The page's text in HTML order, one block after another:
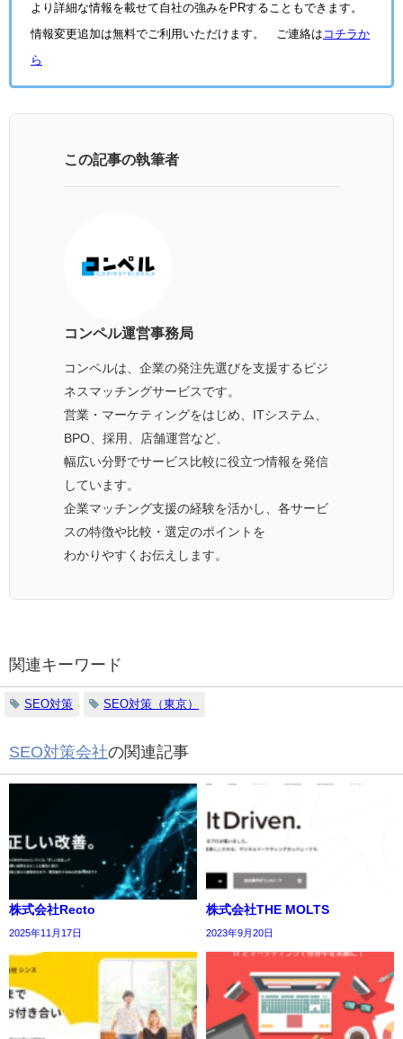
より詳細な情報を載せて自社の強みをPRすることもできます。
情報変更追加は無料でご利用いただけます。 ご連絡は コチラか
ら
この記事の執筆者
コンペル運営事務局
コンペルは、企業の発注先選びを支援するビジ
ネスマッチングサービスです。
営業・マーケティングをはじめ、ITシステム、
BPO、採用、店舗運営など、
幅広い分野でサービス比較に役立つ情報を発信
しています。
企業マッチング支援の経験を活かし、各サービ
スの特徴や比較・選定のポイントを
わかりやすくお伝えします。
関連キーワード
SEO対策 SEO対策（東京）
SEO対策会社の関連記事
株式会社Recto
2025年11月17日
株式会社THE MOLTS
2023年9月20日